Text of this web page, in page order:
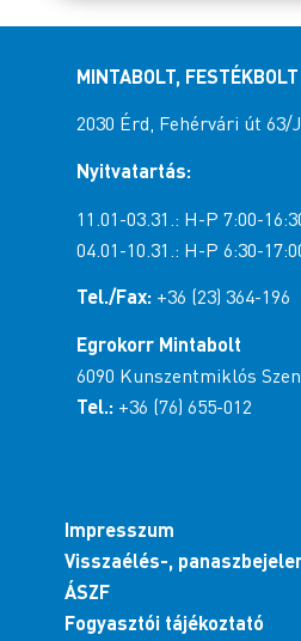
MINTABOLT, FESTÉKBOLT
2030 Érd, Fehérvári út 63/
Nyitvatartás:
11.01-03.31.: H-P 7:00-
04.01-10.31.: H-P 6:30-
Tel./Fax: +36 (23) 364-196
Egrokorr Mintabolt
6090 Kunszentmiklós
Tel.: +36 (76) 655-012
Impresszum
Visszaélés-,
ÁSZF
Fogyasztói tájékoztató